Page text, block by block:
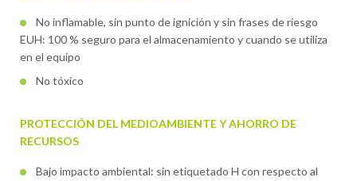
No inflamable, sin punto de ignición y sin frases de riesgo
EUH: 100 % seguro para el almacenamiento y cuando se utiliza
en el equipo
No tóxico
PROTECCIÓN DEL MEDIOAMBIENTE Y AHORRO DE
RECURSOS
Bajo impacto ambiental: sin etiquetado H con respecto al